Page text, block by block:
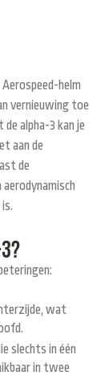
helm
vernieuwing toe
alpha-3 kan je
aan de
de
wat
slechts in één
in twee